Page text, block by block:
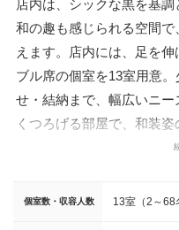
店内は、シックな黒を基
和の趣も感じられる空間
えます。店内には、足を
ブル席の個室を13室用意
せ・結納まで、幅広いニ
くつろげる部屋で、和装
座・下座の配置や土産の
駅から徒歩3分、溜池山王
個室数・収容人数 13室（2～68